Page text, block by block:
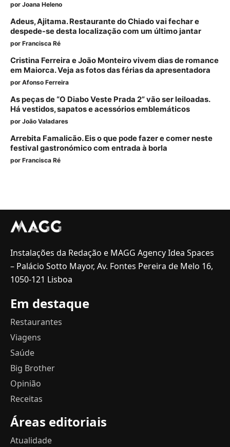
por Joana Heleno
Adeus, Ajitama. Restaurante do Chiado vai fechar e
despede-se desta localização com um último jantar
por Francisca Ré
Cristina Ferreira e João Monteiro vivem dias de romance
em Maiorca. Veja as fotos das férias da apresentadora
por Afonso Ferreira
As peças de “O Diabo Veste Prada 2” vão ser leiloadas.
Há vestidos, sapatos e acessórios emblemáticos
por João Valadares
Arrebita Famalicão. Eis o que pode fazer e comer neste
festival gastronómico com entrada à borla
por Francisca Ré
Instalações da Redação e MAGG Agency Idea Spaces
– Palácio Sotto Mayor, Av. Fontes Pereira de Melo 16,
1050-121 Lisboa
Em destaque
Restaurantes
Viagens
Saúde
Big Brother
Opinião
Receitas
Áreas editoriais
Atualidade